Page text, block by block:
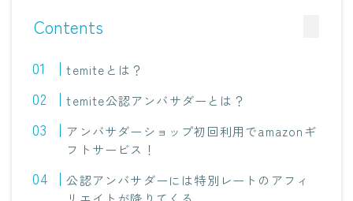
Contents
temiteとは？
temite公認アンバサダーとは？
アンバサダーショップ初回利用でamazonギ
フトサービス！
公認アンバサダーには特別レートのアフィ